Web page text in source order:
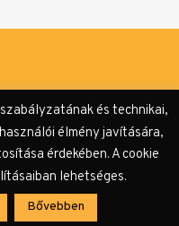
és technikai,
élmény javítására,
érdekében. A cookie
lehetséges.
Bővebben